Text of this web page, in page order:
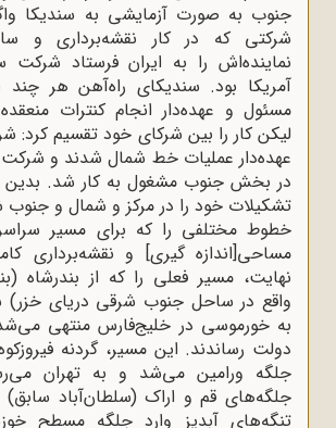
جنوب به صورت آزمایشی به سندیکا
شرکتی که در کار نقشه‌برداری و
نماینده‌اش را به ایران فرستاد شرکت
آمریکا بود. سندیکای راه‌آهن هر چند
مسئول و عهده‌دار انجام کنترات
لیکن کار را بین شرکای خود تقسیم کرد:
عهده‌دار عملیات خط شمال شدند و شرکت
در بخش جنوب مشغول به کار شد. بدین
تشکیلات خود را در مرکز و شمال و جنوب
خطوط مختلفی را که برای مسیر
مساحی[اندازه ‌گیری] و نقشه‌برداری
نهایت، مسیر فعلی را که از بندرشاه
واقع در ساحل جنوب شرقی دریای
به خورموسی در خلیج‌فارس منتهی
دولت رساندند. این مسیر، گردنه
جلگه ورامین می‌شد و به تهران
جلگه‌های قم و اراک (سلطان‌آباد
تنگه‌های آبدیز وارد جلگه مسطح